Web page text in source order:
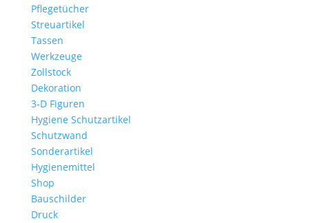
Pflegetücher
Streuartikel
Tassen
Werkzeuge
Zollstock
Dekoration
3-D Figuren
Hygiene Schutzartikel
Schutzwand
Sonderartikel
Hygienemittel
Shop
Bauschilder
Druck